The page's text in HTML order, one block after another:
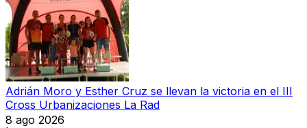
Adrián Moro y Esther Cruz se llevan la victoria en el III
Cross Urbanizaciones La Rad
8 ago 2026